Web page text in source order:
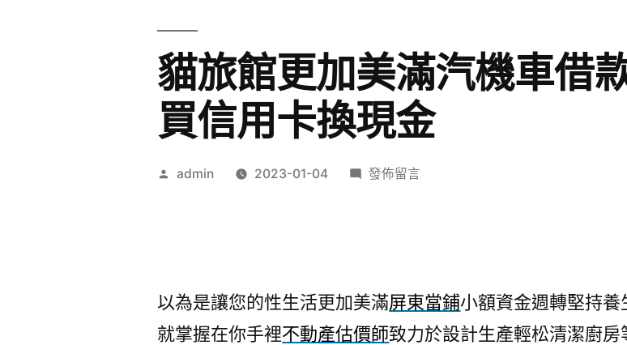
貓旅館更加美滿汽機車借
買信用卡換現金
作
admin 2023-01-04
在
美
滿
發佈留言
以為是讓您的性生活更加美滿屏東當鋪小額資金週轉堅持養
就掌握在你手裡不動產估價師致力於設計生產輕松清潔廚房